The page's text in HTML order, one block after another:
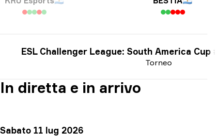
Torneo
ESL Challenger League: South America Cup
In diretta e in arrivo
Sabato 11 lug 2026